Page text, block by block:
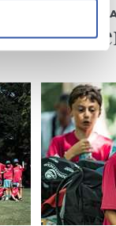
UDARA
La